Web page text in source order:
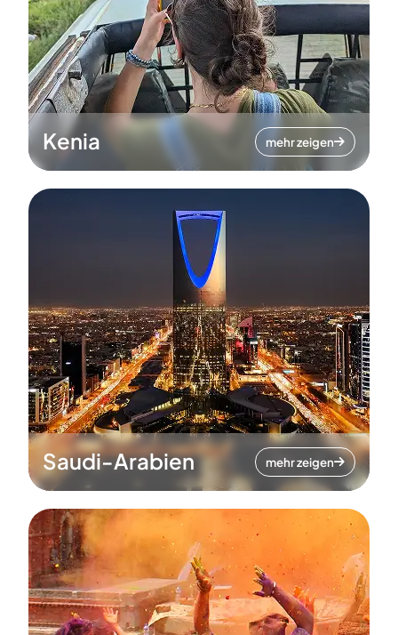
Kenia mehr zeigen
Saudi-Arabien mehr zeigen